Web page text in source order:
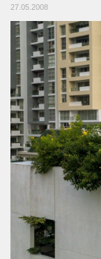
27.05.2008